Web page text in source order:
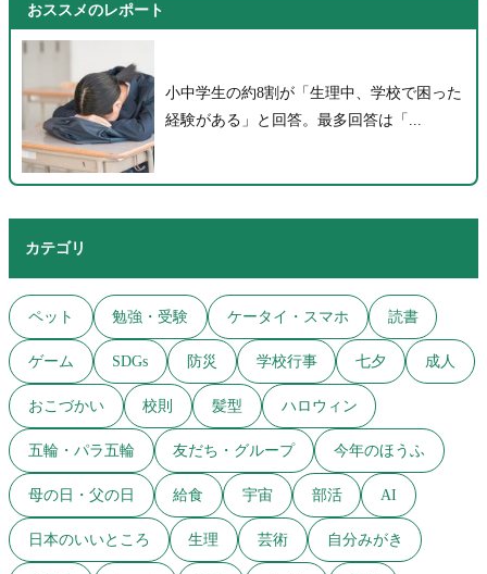
おススメのレポート
小中学生の約8割が「生理中、学校で困った
経験がある」と回答。最多回答は「...
カテゴリ
ペット 勉強・受験 ケータイ・スマホ 読書
ゲーム SDGs 防災 学校行事 七夕 成人
おこづかい 校則 髪型 ハロウィン
五輪・パラ五輪 友だち・グループ 今年のほうふ
母の日・父の日 給食 宇宙 部活 AI
日本のいいところ 生理 芸術 自分みがき